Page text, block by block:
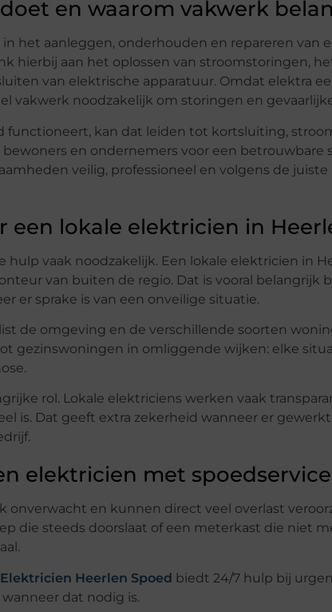
en waarom vakwerk
het aanleggen, onderhouden en repareren van
hierbij aan het oplossen van stroomstoringen,
van elektrische apparatuur. Omdat elektra
vakwerk noodzakelijk om storingen en
functioneert, kan dat leiden tot kortsluiting,
en ondernemers voor een betrouwbare
veilig, professioneel en volgens de
een lokale elektricien in
hulp vaak noodzakelijk. Een lokale elektricien in
van buiten de regio. Dat is vooral belangrijk
er sprake is van een onveilige situatie.
de omgeving en de verschillende soorten
gezinswoningen in omliggende wijken: elke
rol. Lokale elektriciens werken vaak
is. Dat geeft extra zekerheid wanneer er
elektricien met spoedservice
onverwacht en kunnen direct veel overlast
die steeds doorslaat of een meterkast die niet
Elektricien Heerlen Spoed biedt 24/7 hulp bij
dat nodig is.